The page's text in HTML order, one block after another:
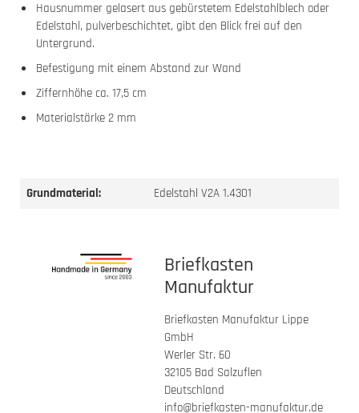
Hausnummer gelasert aus gebürstetem Edelstahlblech oder
Edelstahl, pulverbeschichtet, gibt den Blick frei auf den
Untergrund.
Befestigung mit einem Abstand zur Wand
Ziffernhöhe ca. 17,5 cm
Materialstärke 2 mm
Grundmaterial: Edelstahl V2A 1.4301
Briefkasten
Manufaktur
Briefkasten Manufaktur Lippe
GmbH
Werler Str. 60
32105 Bad Salzuflen
Deutschland
info@briefkasten-manufaktur.de